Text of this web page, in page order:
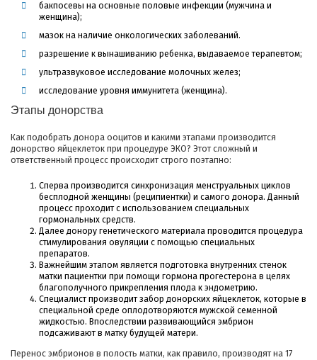
бакпосевы на основные половые инфекции (мужчина и
женщина);
мазок на наличие онкологических заболеваний.
разрешение к вынашиванию ребенка, выдаваемое терапевтом;
ультразвуковое исследование молочных желез;
исследование уровня иммунитета (женщина).
Этапы донорства
Как подобрать донора ооцитов и какими этапами производится
донорство яйцеклеток при процедуре ЭКО? Этот сложный и
ответственный процесс происходит строго поэтапно:
Сперва производится синхронизация менструальных циклов
бесплодной женщины (реципиентки) и самого донора. Данный
процесс проходит с использованием специальных
гормональных средств.
Далее донору генетического материала проводится процедура
стимулирования овуляции с помощью специальных
препаратов.
Важнейшим этапом является подготовка внутренних стенок
матки пациентки при помощи гормона прогестерона в целях
благополучного прикрепления плода к эндометрию.
Специалист производит забор донорских яйцеклеток, которые в
специальной среде оплодотворяются мужской семенной
жидкостью. Впоследствии развивающийся эмбрион
подсаживают в матку будущей матери.
Перенос эмбрионов в полость матки, как правило, производят на 17